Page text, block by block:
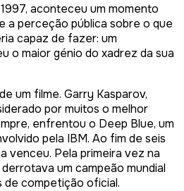
aconteceu um momento
a perceção pública sobre o que
capaz de fazer: um
o maior génio do xadrez da sua
um filme. Garry Kasparov,
por muitos o melhor
enfrentou o Deep Blue, um
pela IBM. Ao fim de seis
venceu. Pela primeira vez na
um campeão mundial
de competição oficial.